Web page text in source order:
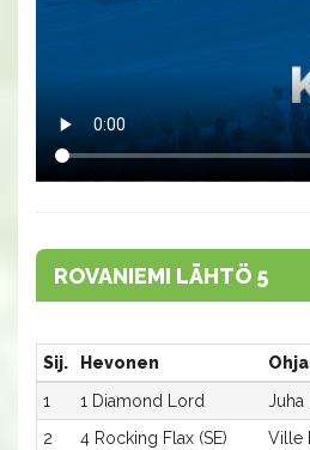
ROVANIEMI LÄHTÖ 5
Sij. Hevonen
1
1 Diamond Lord Juha
2
4 Rocking Flax (SE) Ville